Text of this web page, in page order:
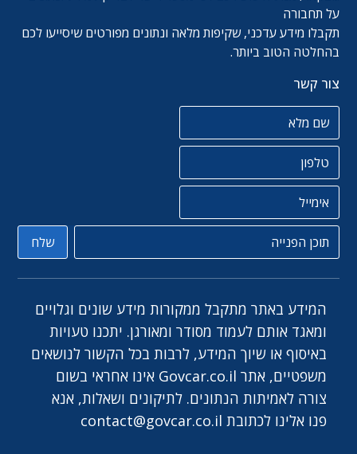
על תחבורה
תקבלו מידע עדכני, שקיפות מלאה ונתונים מפורטים שיסייעו לכם
בהחלטה הטוב ביותר.
צור קשר
שם מלא
טלפון
אימייל
תוכן הפניה שלח
המידע באתר מתקבל ממקורות מידע שונים וגלויים
ומאגד אותם לעמוד מסודר ומאורגן. יתכנו טעויות
באיסוף או שיוך המידע, לרבות בכל הקשור לנושאים
משפטיים, אתר Govcar.co.il אינו אחראי בשום
צורה לאמיתות הנתונים. לתיקונים ושאלות, אנא
פנו אלינו לכתובת contact@govcar.co.il